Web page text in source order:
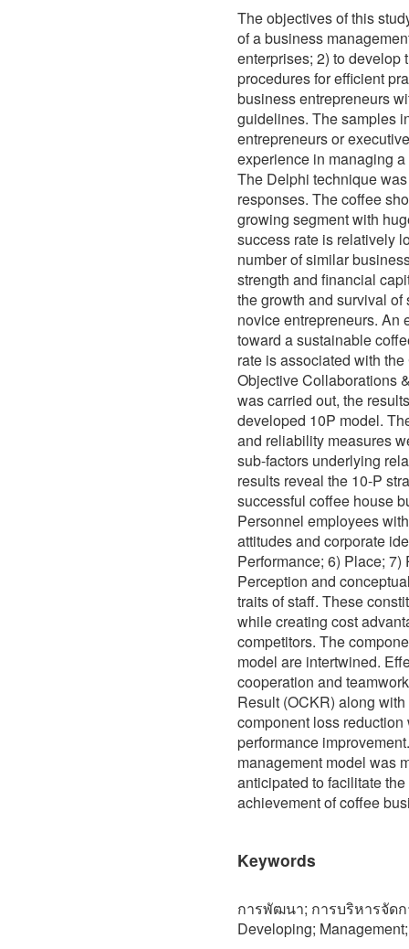
The objectives of this
of a business
enterprises; 2) to develop
procedures for efficient
business entrepreneurs
guidelines. The samples
entrepreneurs or
experience in managing
The Delphi technique
responses. The coffee
growing segment with
success rate is relatively
number of similar
strength and financial
the growth and survival
novice entrepreneurs. An
toward a sustainable
rate is associated with
Objective Collaborations
was carried out, the
developed 10P model.
and reliability measures
sub-factors underlying
results reveal the 10-P
successful coffee house
Personnel employees
attitudes and corporate
Performance; 6) Place;
Perception and
traits of staff. These
while creating cost
competitors. The
model are intertwined.
cooperation and
Result (OCKR) along
component loss
performance
management model was
anticipated to facilitate
achievement of coffee
Keywords
การพัฒนา; การบริหารจัด
Developing;